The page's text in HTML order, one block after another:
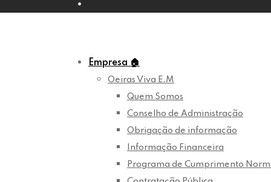
Empresa 🏠
Oeiras Viva E.M
Quem Somos
Conselho de Administração
Obrigação de informação
Informação Financeira
Programa de Cumprimento